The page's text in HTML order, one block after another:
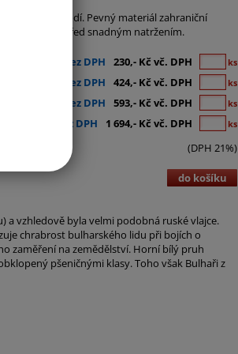
se vám hodí. Pevný materiál zahraniční
vlajku před snadným natržením.
190,- Kč bez DPH 230,- Kč vč. DPH ks
350,- Kč bez DPH 424,- Kč vč. DPH ks
490,- Kč bez DPH 593,- Kč vč. DPH ks
1 400,- Kč bez DPH 1 694,- Kč vč. DPH ks
(DPH 21%)
do košíku
a vzhledově byla velmi podobná ruské vlajce.
chrabrost bulharského lidu při bojích o
zaměření na zemědělství. Horní bílý pruh
pšeničnými klasy. Toho však Bulhaři z